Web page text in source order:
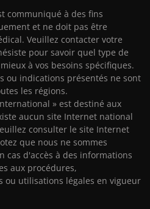
communiqué à des fins
et ne doit pas être
Veuillez contacter votre
pour savoir quel type de
à vos besoins spécifiques.
ou indications présentés ne sont
les régions.
» est destiné aux
aucun site Internet national
consulter le site Internet
que nous ne sommes
cas d'accès à des informations
aux procédures,
ou utilisations légales en vigueur